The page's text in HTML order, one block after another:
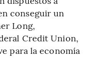
conseguir un
Long,
Credit Union,
para la economía